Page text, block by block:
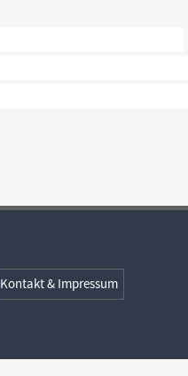
Kontakt & Impressum